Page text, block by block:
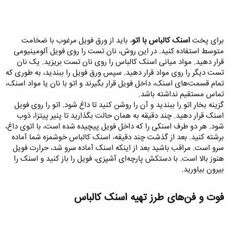
برای پختاسنک کالباس با اتو، باید از ورق فویل مرغوب با ضخامت
متوسط استفاده کنید. در این روش، نان تست را روی فویل آلومینیومی
قرار دهید. مواد میانی اسنک کالباس را روی نان تست بریزید. یک نان
تست دیگر را روی مواد قرار دهید. سپس ورق فویل را ببندید، به طوری که
تمام قسمت‌های اسنک، داخل فویل قرار بگیرند و اتو با نان یا مواد اسنک،
تماس مستقیم نداشته باشد.
گزینه بخار اتو را ببندید و آن را روشن کنید تا داغ شود. اتو را روی فویل
اسنک قرار دهید. چند دقیقه به همان حالت بگذارید تا پنیر پیتزا، ذوب
شود. هر دو طرف اسنکی را که داخل فویل پیچیده شده است، با اتوی داغ،
برشته کنید. بعد از گذشت چند دقیقه، اسنک کالباس خوشمزه شما آماده
سرو است. مراقب باشید بعد از اینکه اسنک آماده سرو شد، حرارت فویل
هنوز بالا است. با دستکش پارچه‌ای آشپزی، فویل را باز کنید و اسنک را
بیرون بیاورید.
فوت و فن‌های طرز تهیه اسنک کالباس​